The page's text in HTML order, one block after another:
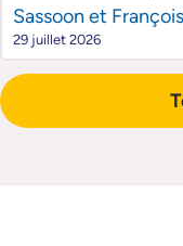
Sassoon et
29 juillet 2026